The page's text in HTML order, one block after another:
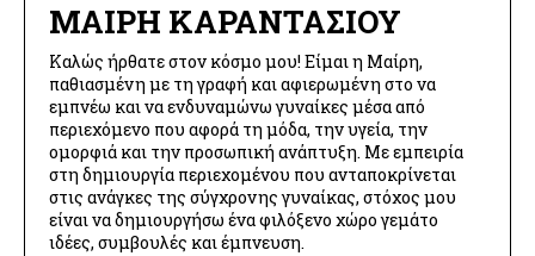
ΜΑΊΡΗ ΚΑΡΑΝΤΆΣΙΟΥ
Καλώς ήρθατε στον κόσμο μου! Είμαι η Μαίρη,
παθιασμένη με τη γραφή και αφιερωμένη στο να
εμπνέω και να ενδυναμώνω γυναίκες μέσα από
περιεχόμενο που αφορά τη μόδα, την υγεία, την
ομορφιά και την προσωπική ανάπτυξη. Με εμπειρία
στη δημιουργία περιεχομένου που ανταποκρίνεται
στις ανάγκες της σύγχρονης γυναίκας, στόχος μου
είναι να δημιουργήσω ένα φιλόξενο χώρο γεμάτο
ιδέες, συμβουλές και έμπνευση.